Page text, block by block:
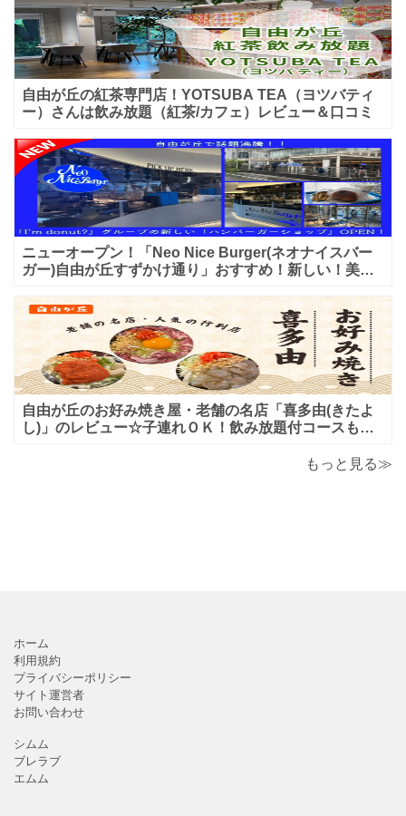
自由が丘の紅茶専門店！YOTSUBA TEA（ヨツバティ
ー）さんは飲み放題（紅茶/カフェ）レビュー＆口コミ
ニューオープン！「Neo Nice Burger(ネオナイスバー
ガー)自由が丘すずかけ通り」おすすめ！新しい！美味
自由が丘のお好み焼き屋・老舗の名店「喜多由(きたよ
し)」のレビュー☆子連れＯＫ！飲み放題付コースも！
もっと見る≫
ホーム
利用規約
プライバシーポリシー
サイト運営者
お問い合わせ
シムム
ブレラブ
エムム